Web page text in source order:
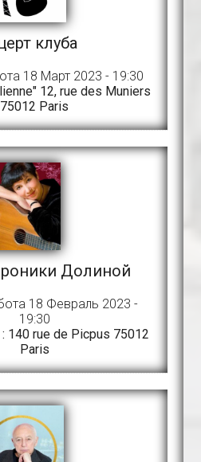
клуба
18 Март 2023 - 19:30
12, rue des Muniers
75012 Paris
Долиной
18 Февраль 2023 -
19:30
: 140 rue de Picpus 75012
Paris